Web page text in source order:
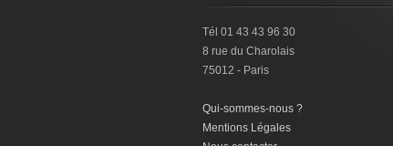
Tél 01 43 43 96 30
8 rue du Charolais
75012 - Paris
Qui-sommes-nous ?
Mentions Légales